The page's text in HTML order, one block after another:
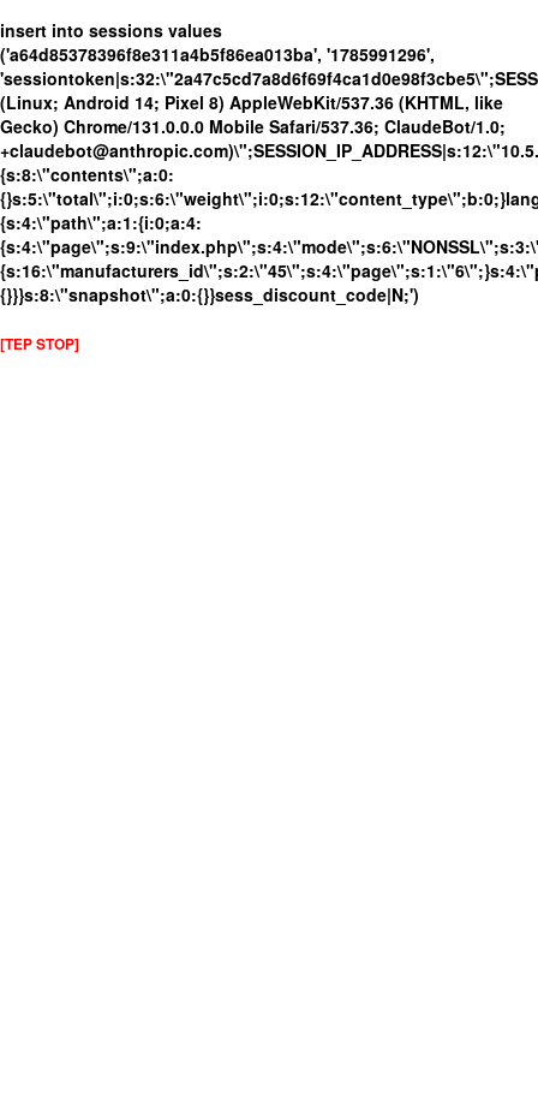
insert into sessions values
('a64d85378396f8e311a4b5f86ea013ba', '1785991296',
(Linux; Android 14; Pixel 8) AppleWebKit/537.36 (KHTML, like
Gecko) Chrome/131.0.0.0 Mobile Safari/537.36; ClaudeBot/1.0;
{s:8:\"contents\";a:0:
{s:4:\"path\";a:1:{i:0;a:4:
{}}}s:8:\"snapshot\";a:0:{}}sess_discount_code|N;')
[TEP STOP]